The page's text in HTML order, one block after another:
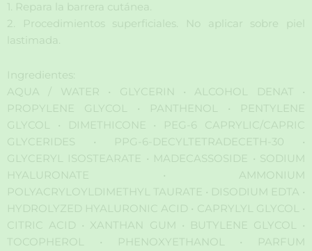
1. Repara la barrera cutánea.
2. Procedimientos superficiales. No aplicar sobre piel
lastimada.
Ingredientes:
AQUA / WATER • GLYCERIN • ALCOHOL DENAT •
PROPYLENE GLYCOL • PANTHENOL • PENTYLENE
GLYCOL • DIMETHICONE • PEG-6 CAPRYLIC/CAPRIC
GLYCERIDES • PPG-6-DECYLTETRADECETH-30 •
GLYCERYL ISOSTEARATE • MADECASSOSIDE • SODIUM
HYALURONATE • AMMONIUM
POLYACRYLOYLDIMETHYL TAURATE • DISODIUM EDTA •
HYDROLYZED HYALURONIC ACID • CAPRYLYL GLYCOL •
CITRIC ACID • XANTHAN GUM • BUTYLENE GLYCOL •
TOCOPHEROL • PHENOXYETHANOL • PARFUM